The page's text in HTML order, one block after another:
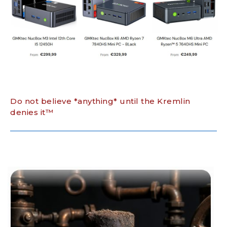
Do not believe *anything* until the Kremlin
denies it™